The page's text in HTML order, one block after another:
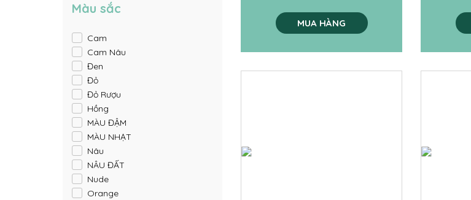
Màu sắc
Cam
Cam Nâu
Đen
Đỏ
Đỏ Rượu
Hồng
MÀU ĐẬM
MÀU NHẠT
Nâu
NÂU ĐẤT
Nude
Orange
MUA HÀNG